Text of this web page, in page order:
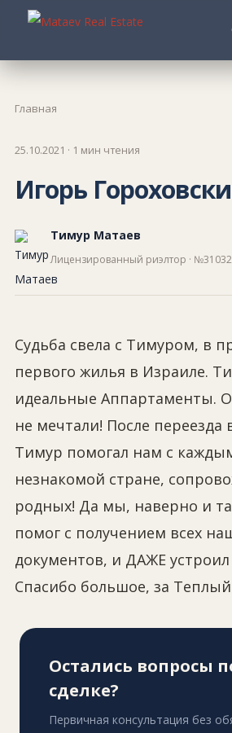
Главная
25.10.2021 · 1 мин чтения
Игорь
Тимур Матаев
Лицензированный риэлтор ·
Судьба свела с Тимуром, в
первого жилья в Израиле.
идеальные Аппартаменты.
не мечтали! После
Тимур помогал нам с
незнакомой стране,
родных! Да мы, наверно и
помог с получением всех
документов, и ДАЖЕ
Спасибо большое, за
Остались вопросы
сделке?
Первичная консультация без